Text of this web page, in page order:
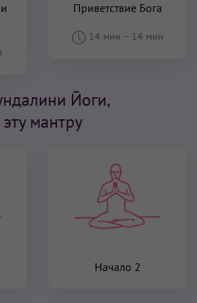
Приветствие Бога
14 мин – 14 мин
Йоги,
мантру
Начало 2